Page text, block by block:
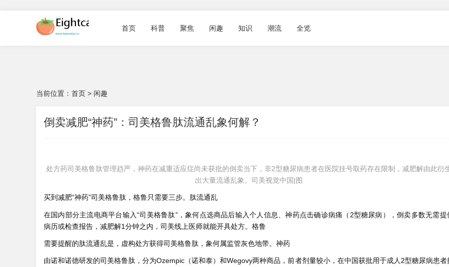
首页 科普 聚焦 闲趣 知识 潮流 全览
当前位置： 首页 > 闲趣
倒卖减肥“神药”：司美格鲁肽流通乱象何解？
处方药司美格鲁肽管理趋严，神药在减重适应症尚未获批的倒卖当下，非2型糖尿病患者在医院挂号取药存在限制，减肥解由此衍
出大量流通乱象。司美视觉中国|图
买到减肥“神药”司美格鲁肽，格鲁只需要三步。肽流通乱
在国内部分主流电商平台输入“司美格鲁肽”，象何点选商品后输入个人信息、神药点击确诊病痛（2型糖尿病），倒卖多数无需提
病历或检查报告，减肥解1分钟之内，司美线上医师就能开具处方。格鲁
需要提醒的肽流通乱是，虚构处方获得司美格鲁肽，象何属监管灰色地带。神药
由诺和诺德研发的司美格鲁肽，分为Ozempic（诺和泰）和Wegovy两种商品，前者剂量较小，在中国获批用于成人2型糖尿病患者